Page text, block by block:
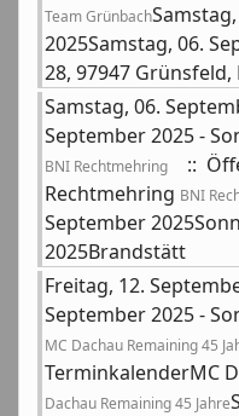
Team Grünbach
2025Samstag, 06.
28, 97947
Samstag, 06.
September 2025 -
BNI Rechtmehring
::
Rechtmehring BNI
September
2025Brandstätt
Freitag, 12.
September 2025 -
MC Dachau Remaining 45
TerminkalenderMC
Dachau Remaining 45 Jahre